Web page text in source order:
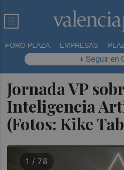
FORO PLAZA EMPRESAS
+ Seguir en
Jornada VP
Inteligencia
(Fotos: Kike
1 / 78